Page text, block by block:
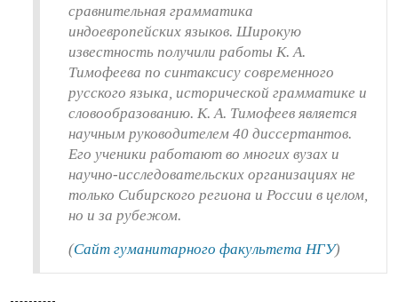
сравнительная грамматика
индоевропейских языков. Широкую
известность получили работы К. А.
Тимофеева по синтаксису современного
русского языка, исторической грамматике и
словообразованию. К. А. Тимофеев является
научным руководителем 40 диссертантов.
Его ученики работают во многих вузах и
научно-исследовательских организациях не
только Сибирского региона и России в целом,
но и за рубежом.
(Сайт гуманитарного факультета НГУ)